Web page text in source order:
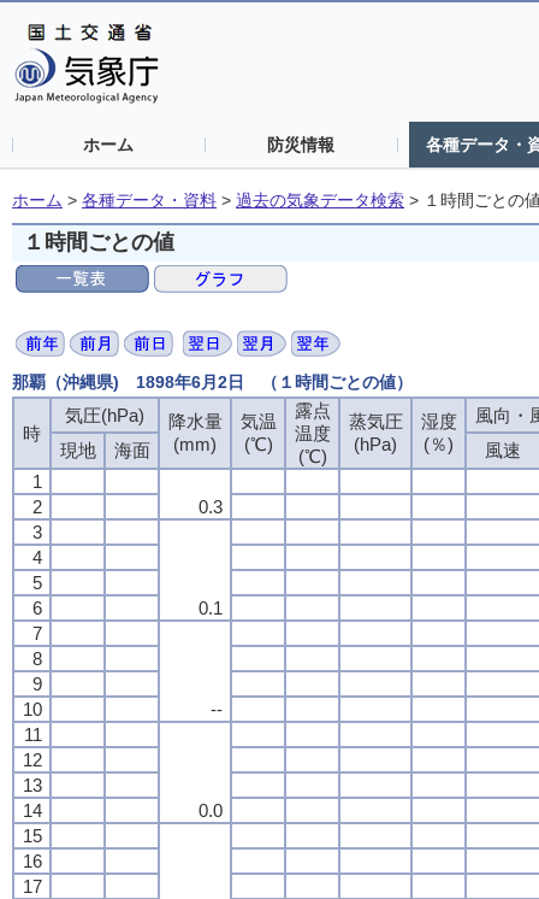
ホーム 防災情報 各種データ・
ホーム > 各種データ・資料 > 過去の気象データ検索 > １時間ごとの
１時間ごとの値
那覇（沖縄県) 1898年6月2日 （１時間ごとの値）
時
気圧(hPa)
降水量
(mm)
気温
(℃)
露点
温度
(℃)
蒸気圧
(hPa)
湿度
(％)
風向・
現地
海面
風速
1
0.3
2
3
0.1
4
5
6
7
--
8
9
10
11
0.0
12
13
14
15
16
17